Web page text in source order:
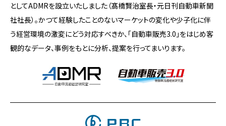
としてADMRを設立いたしました（髙橋賢治室長・元日刊自動車新聞
社社長）。かつて経験したことのないマーケットの変化や少子化に伴
う経営環境の激変にどう対応すべきか、「自動車販売3.0」をはじめ客
観的なデータ、事例をもとに分析、提案を行ってまいります。